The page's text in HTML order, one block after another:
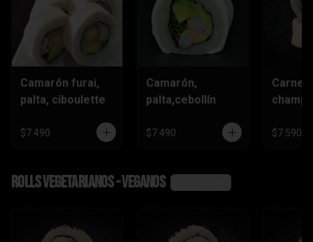
Camarón furai,
palta, ciboulette
$7.490
Camarón,
palta,cebollín
$7.490
Carne,
$7.590
Rolls vegetarianos - veganos